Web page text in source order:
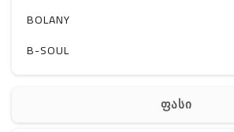
BOLANY
B-SOUL
ფასი